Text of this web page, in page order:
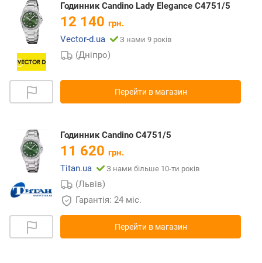
Годинник Candino Lady Elegance C4751/5
12 140 грн.
Vector-d.ua
З нами 9 років
(Дніпро)
Перейти в магазин
Годинник Candino C4751/5
11 620 грн.
Titan.ua
З нами більше 10-ти років
(Львів)
Гарантія: 24 міс.
Перейти в магазин